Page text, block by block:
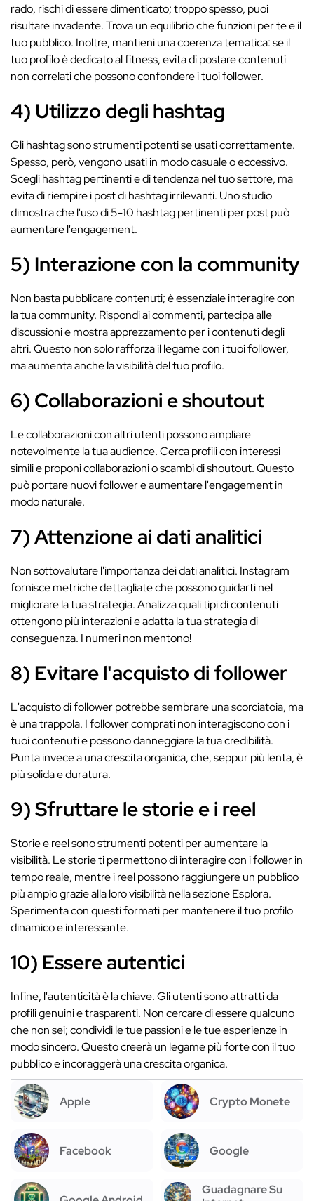
rado, rischi di essere dimenticato; troppo spesso, puoi
risultare invadente. Trova un equilibrio che funzioni per te e il
tuo pubblico. Inoltre, mantieni una coerenza tematica: se il
tuo profilo è dedicato al fitness, evita di postare contenuti
non correlati che possono confondere i tuoi follower.
4) Utilizzo degli hashtag
Gli hashtag sono strumenti potenti se usati correttamente.
Spesso, però, vengono usati in modo casuale o eccessivo.
Scegli hashtag pertinenti e di tendenza nel tuo settore, ma
evita di riempire i post di hashtag irrilevanti. Uno studio
dimostra che l'uso di 5-10 hashtag pertinenti per post può
aumentare l'engagement.
5) Interazione con la community
Non basta pubblicare contenuti; è essenziale interagire con
la tua community. Rispondi ai commenti, partecipa alle
discussioni e mostra apprezzamento per i contenuti degli
altri. Questo non solo rafforza il legame con i tuoi follower,
ma aumenta anche la visibilità del tuo profilo.
6) Collaborazioni e shoutout
Le collaborazioni con altri utenti possono ampliare
notevolmente la tua audience. Cerca profili con interessi
simili e proponi collaborazioni o scambi di shoutout. Questo
può portare nuovi follower e aumentare l'engagement in
modo naturale.
7) Attenzione ai dati analitici
Non sottovalutare l'importanza dei dati analitici. Instagram
fornisce metriche dettagliate che possono guidarti nel
migliorare la tua strategia. Analizza quali tipi di contenuti
ottengono più interazioni e adatta la tua strategia di
conseguenza. I numeri non mentono!
8) Evitare l'acquisto di follower
L'acquisto di follower potrebbe sembrare una scorciatoia, ma
è una trappola. I follower comprati non interagiscono con i
tuoi contenuti e possono danneggiare la tua credibilità.
Punta invece a una crescita organica, che, seppur più lenta, è
più solida e duratura.
9) Sfruttare le storie e i reel
Storie e reel sono strumenti potenti per aumentare la
visibilità. Le storie ti permettono di interagire con i follower in
tempo reale, mentre i reel possono raggiungere un pubblico
più ampio grazie alla loro visibilità nella sezione Esplora.
Sperimenta con questi formati per mantenere il tuo profilo
dinamico e interessante.
10) Essere autentici
Infine, l'autenticità è la chiave. Gli utenti sono attratti da
profili genuini e trasparenti. Non cercare di essere qualcuno
che non sei; condividi le tue passioni e le tue esperienze in
modo sincero. Questo creerà un legame più forte con il tuo
pubblico e incoraggerà una crescita organica.
Apple Crypto Monete
Facebook Google
Guadagnare Su